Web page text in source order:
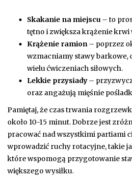
Skakanie na miejscu – to
tętno i zwiększa krążenie
Krążenie ramion – poprzez
wzmacniamy stawy barkowe,
wielu ćwiczeniach siłowych.
Lekkie przysiady –
oraz angażują mięśnie
Pamiętaj, że czas trwania
około 10-15 minut. Dobrze jest
pracować nad wszystkimi partiami
wprowadzić ruchy rotacyjne, takie
które wspomogą przygotowanie
większego wysiłku.